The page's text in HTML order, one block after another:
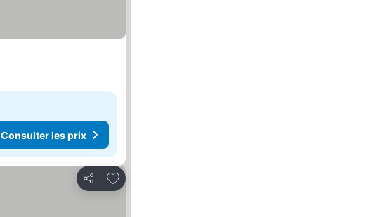
Consulter les prix
Partager
Ajouter à mes favoris